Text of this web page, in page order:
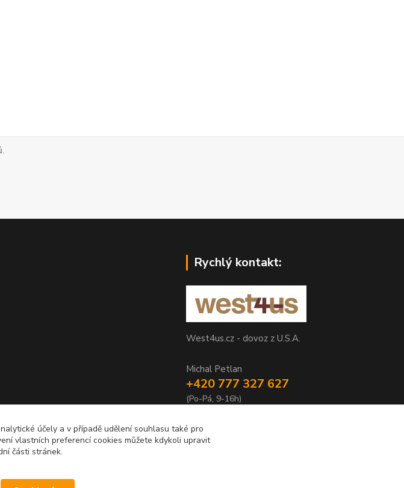
Rychlý kontakt:
West4us.cz - dovoz z U.S.A.
Michal Petlan
+420 777 327 627
(Po-Pá, 9-16h)
účely a v případě udělení souhlasu také pro
vlastních preferencí cookies můžete kdykoli upravit
části stránek.